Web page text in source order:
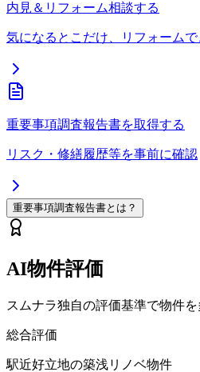
内見＆リフォーム相談する
気になるとこだけ、リフォームで
重要事項調査報告書を取得する
リスク・修繕履歴等を事前に確認
重要事項調査報告書とは？
AI物件評価
スムナラ独自の評価基準で物件
総合評価
駅近好立地の築浅リノベ物件